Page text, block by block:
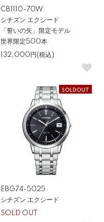
CB1110-70W
シチズン エクシード
「誓いの矢」限定モデル
世界限定500本
132,000円(税込)
SOLDOUT
EBG74-5025
シチズン エクシード
SOLD OUT